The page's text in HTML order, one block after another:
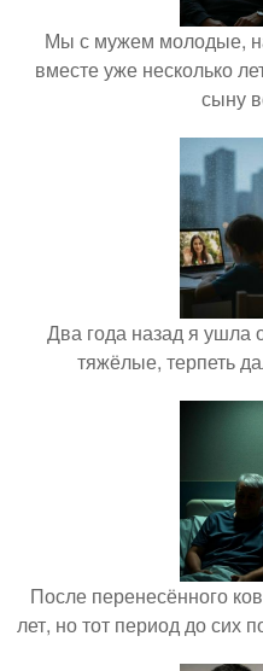
Мы с мужем молодые,
вместе уже несколько
сыну
Два года назад я ушла
тяжёлые, терпеть
После перенесённого
лет, но тот период до сих